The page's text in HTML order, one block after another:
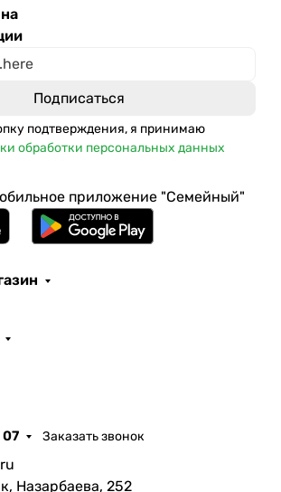
подтверждения, я принимаю
обработки персональных данных
приложение "Семейный"
07 Заказать звонок
Назарбаева, 252